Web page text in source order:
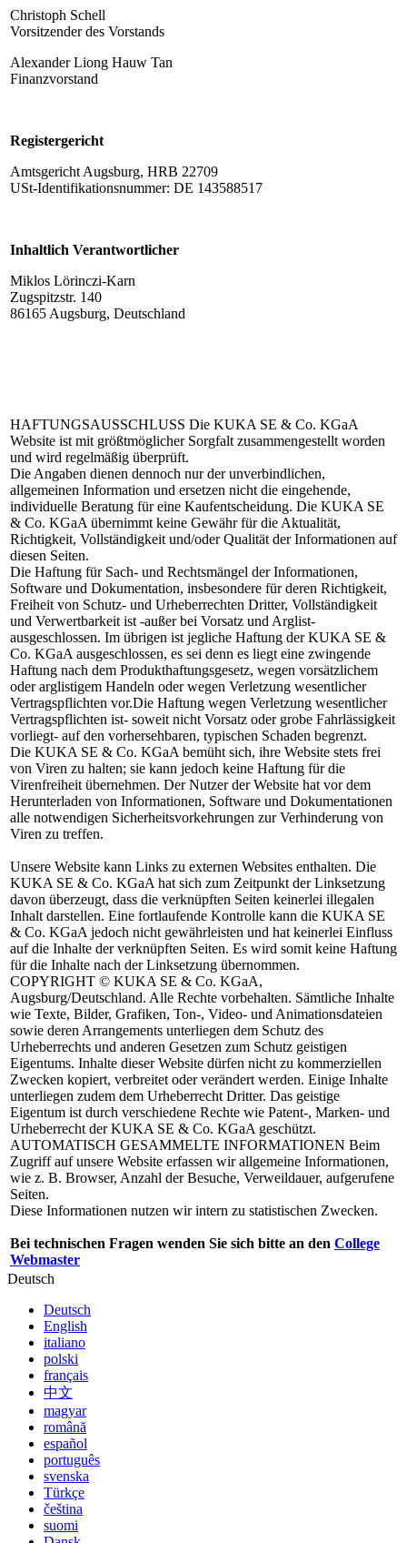
Christoph Schell
Vorsitzender des Vorstands
Alexander Liong Hauw Tan
Finanzvorstand
Registergericht
Amtsgericht Augsburg, HRB 22709
USt-Identifikationsnummer: DE 143588517
Inhaltlich Verantwortlicher
Miklos Lörinczi-Karn
Zugspitzstr. 140
86165 Augsburg, Deutschland
HAFTUNGSAUSSCHLUSS Die KUKA SE & Co. KGaA
Website ist mit größtmöglicher Sorgfalt zusammengestellt worden
und wird regelmäßig überprüft.
Die Angaben dienen dennoch nur der unverbindlichen,
allgemeinen Information und ersetzen nicht die eingehende,
individuelle Beratung für eine Kaufentscheidung. Die KUKA SE
& Co. KGaA übernimmt keine Gewähr für die Aktualität,
Richtigkeit, Vollständigkeit und/oder Qualität der Informationen auf
diesen Seiten.
Die Haftung für Sach- und Rechtsmängel der Informationen,
Software und Dokumentation, insbesondere für deren Richtigkeit,
Freiheit von Schutz- und Urheberrechten Dritter, Vollständigkeit
und Verwertbarkeit ist -außer bei Vorsatz und Arglist-
ausgeschlossen. Im übrigen ist jegliche Haftung der KUKA SE &
Co. KGaA ausgeschlossen, es sei denn es liegt eine zwingende
Haftung nach dem Produkthaftungsgesetz, wegen vorsätzlichem
oder arglistigem Handeln oder wegen Verletzung wesentlicher
Vertragspflichten vor.Die Haftung wegen Verletzung wesentlicher
Vertragspflichten ist- soweit nicht Vorsatz oder grobe Fahrlässigkeit
vorliegt- auf den vorhersehbaren, typischen Schaden begrenzt.
Die KUKA SE & Co. KGaA bemüht sich, ihre Website stets frei
von Viren zu halten; sie kann jedoch keine Haftung für die
Virenfreiheit übernehmen. Der Nutzer der Website hat vor dem
Herunterladen von Informationen, Software und Dokumentationen
alle notwendigen Sicherheitsvorkehrungen zur Verhinderung von
Viren zu treffen.
Unsere Website kann Links zu externen Websites enthalten. Die
KUKA SE & Co. KGaA hat sich zum Zeitpunkt der Linksetzung
davon überzeugt, dass die verknüpften Seiten keinerlei illegalen
Inhalt darstellen. Eine fortlaufende Kontrolle kann die KUKA SE
& Co. KGaA jedoch nicht gewährleisten und hat keinerlei Einfluss
auf die Inhalte der verknüpften Seiten. Es wird somit keine Haftung
für die Inhalte nach der Linksetzung übernommen.
COPYRIGHT © KUKA SE & Co. KGaA,
Augsburg/Deutschland. Alle Rechte vorbehalten. Sämtliche Inhalte
wie Texte, Bilder, Grafiken, Ton-, Video- und Animationsdateien
sowie deren Arrangements unterliegen dem Schutz des
Urheberrechts und anderen Gesetzen zum Schutz geistigen
Eigentums. Inhalte dieser Website dürfen nicht zu kommerziellen
Zwecken kopiert, verbreitet oder verändert werden. Einige Inhalte
unterliegen zudem dem Urheberrecht Dritter. Das geistige
Eigentum ist durch verschiedene Rechte wie Patent-, Marken- und
Urheberrecht der KUKA SE & Co. KGaA geschützt.
AUTOMATISCH GESAMMELTE INFORMATIONEN Beim
Zugriff auf unsere Website erfassen wir allgemeine Informationen,
wie z. B. Browser, Anzahl der Besuche, Verweildauer, aufgerufene
Seiten.
Diese Informationen nutzen wir intern zu statistischen Zwecken.
Bei technischen Fragen wenden Sie sich bitte an den College
Webmaster
Deutsch
Deutsch
English
italiano
polski
français
中文
magyar
română
español
português
svenska
Türkçe
čeština
suomi